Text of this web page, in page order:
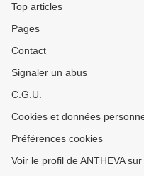
Top articles
Pages
Contact
Signaler un abus
C.G.U.
Cookies et données
Préférences cookies
Voir le profil de ANTHEVA